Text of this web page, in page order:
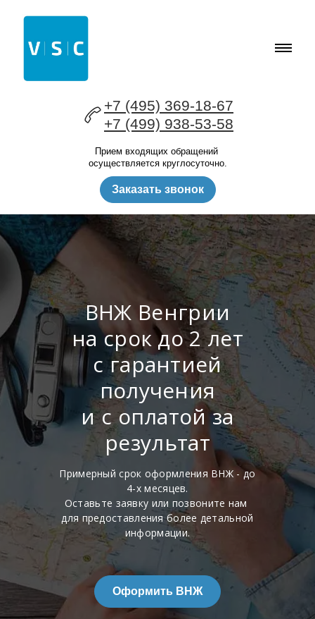
+7 (495) 369-18-67
+7 (499) 938-53-58
Прием входящих обращений
осуществляется круглосуточно.
Заказать звонок
ВНЖ Венгрии
на срок до 2 лет
с гарантией
получения
и с оплатой за
результат
Примерный срок оформления ВНЖ - до
4-х месяцев.
Оставьте заявку или позвоните нам
для предоставления более детальной
информации.
Оформить ВНЖ